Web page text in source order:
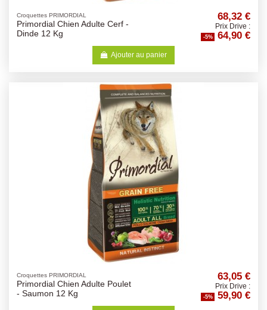
Croquettes PRIMORDIAL
Primordial Chien Adulte Cerf -
Dinde 12 Kg
68,32 €
Prix Drive :
-5% 64,90 €
Ajouter au panier
Croquettes PRIMORDIAL
Primordial Chien Adulte Poulet
- Saumon 12 Kg
63,05 €
Prix Drive :
-5% 59,90 €